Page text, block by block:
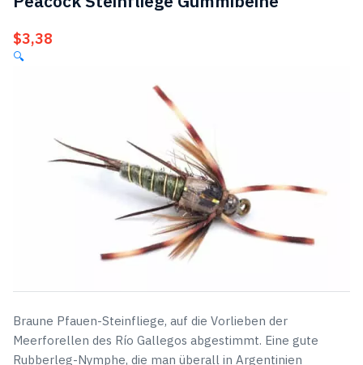
$3,38
🔍
Braune Pfauen-Steinfliege, auf die Vorlieben der
Meerforellen des Río Gallegos abgestimmt. Eine gute
Rubberleg-Nymphe, die man überall in Argentinien